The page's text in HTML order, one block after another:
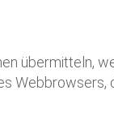
übermitteln,
Webbrowsers,